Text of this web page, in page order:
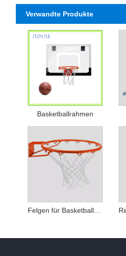
Verwandte Produkte
Basketballrahmen
Felgen für Basketballkörbe